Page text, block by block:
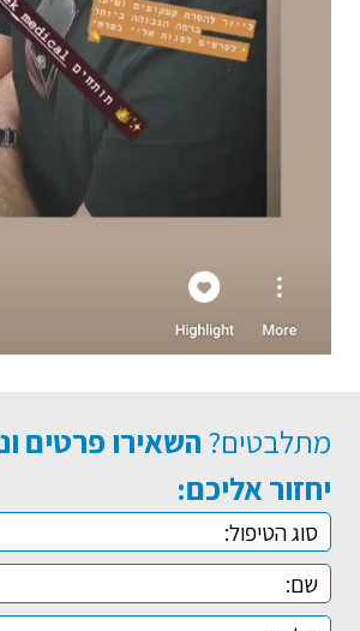
מתלבטים? השאירו פרטים
יחזור אליכם: